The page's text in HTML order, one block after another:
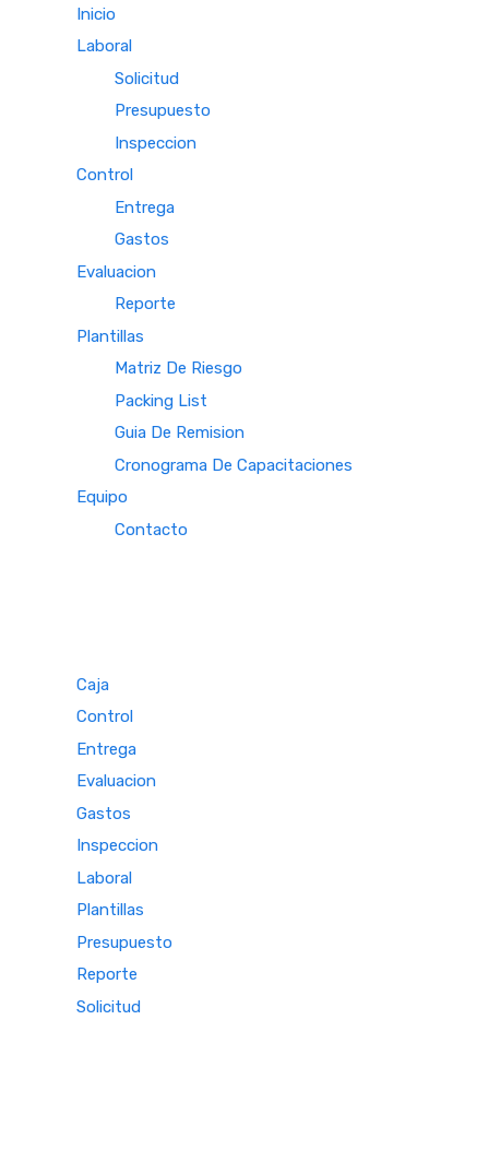
Inicio
Laboral
Solicitud
Presupuesto
Inspeccion
Control
Entrega
Gastos
Evaluacion
Reporte
Plantillas
Matriz De Riesgo
Packing List
Guia De Remision
Cronograma De Capacitaciones
Equipo
Contacto
Caja
Control
Entrega
Evaluacion
Gastos
Inspeccion
Laboral
Plantillas
Presupuesto
Reporte
Solicitud